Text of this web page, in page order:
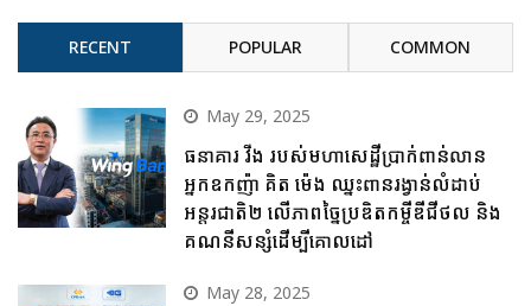
RECENT POPULAR COMMON
May 29, 2025
ធនាគារ វីង របស់មហាសេដ្ឋីប្រាក់ពាន់លាន
អ្នកឧកញ៉ា គិត ម៉េង ឈ្នះពានរង្វាន់លំដាប់
អន្តរជាតិ២ លើភាពច្នៃប្រឌិតកម្ចីឌីជីថល និង
គណនីសន្សំដើម្បីគោលដៅ
May 28, 2025